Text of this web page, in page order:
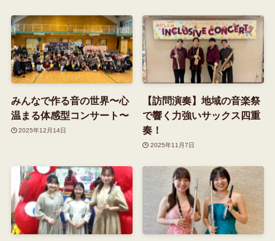
みんなで作る音の世界〜心
温まる体感型コンサート〜
2025年12月14日
【訪問演奏】地域の音楽祭
で響く力強いサックス四重
奏！
2025年11月7日